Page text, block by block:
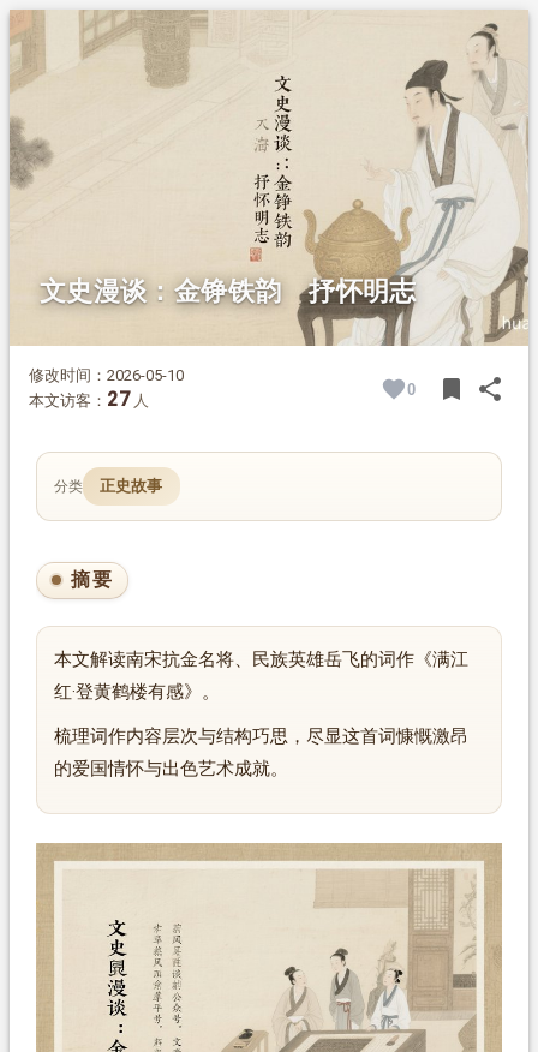
原词全览
上阕：今昔对比，苍凉满卷
下阕：直抒壮志，气贯长虹
文史漫谈：金铮铁韵 抒怀明志
修改时间：2026-05-10
本文访客： 27 人
0 bookmark share
分类 正史故事
摘要
本文解读南宋抗金名将、民族英雄岳飞的词作《满江
红·登黄鹤楼有感》。
梳理词作内容层次与结构巧思，尽显这首词慷慨激昂
的爱国情怀与出色艺术成就。